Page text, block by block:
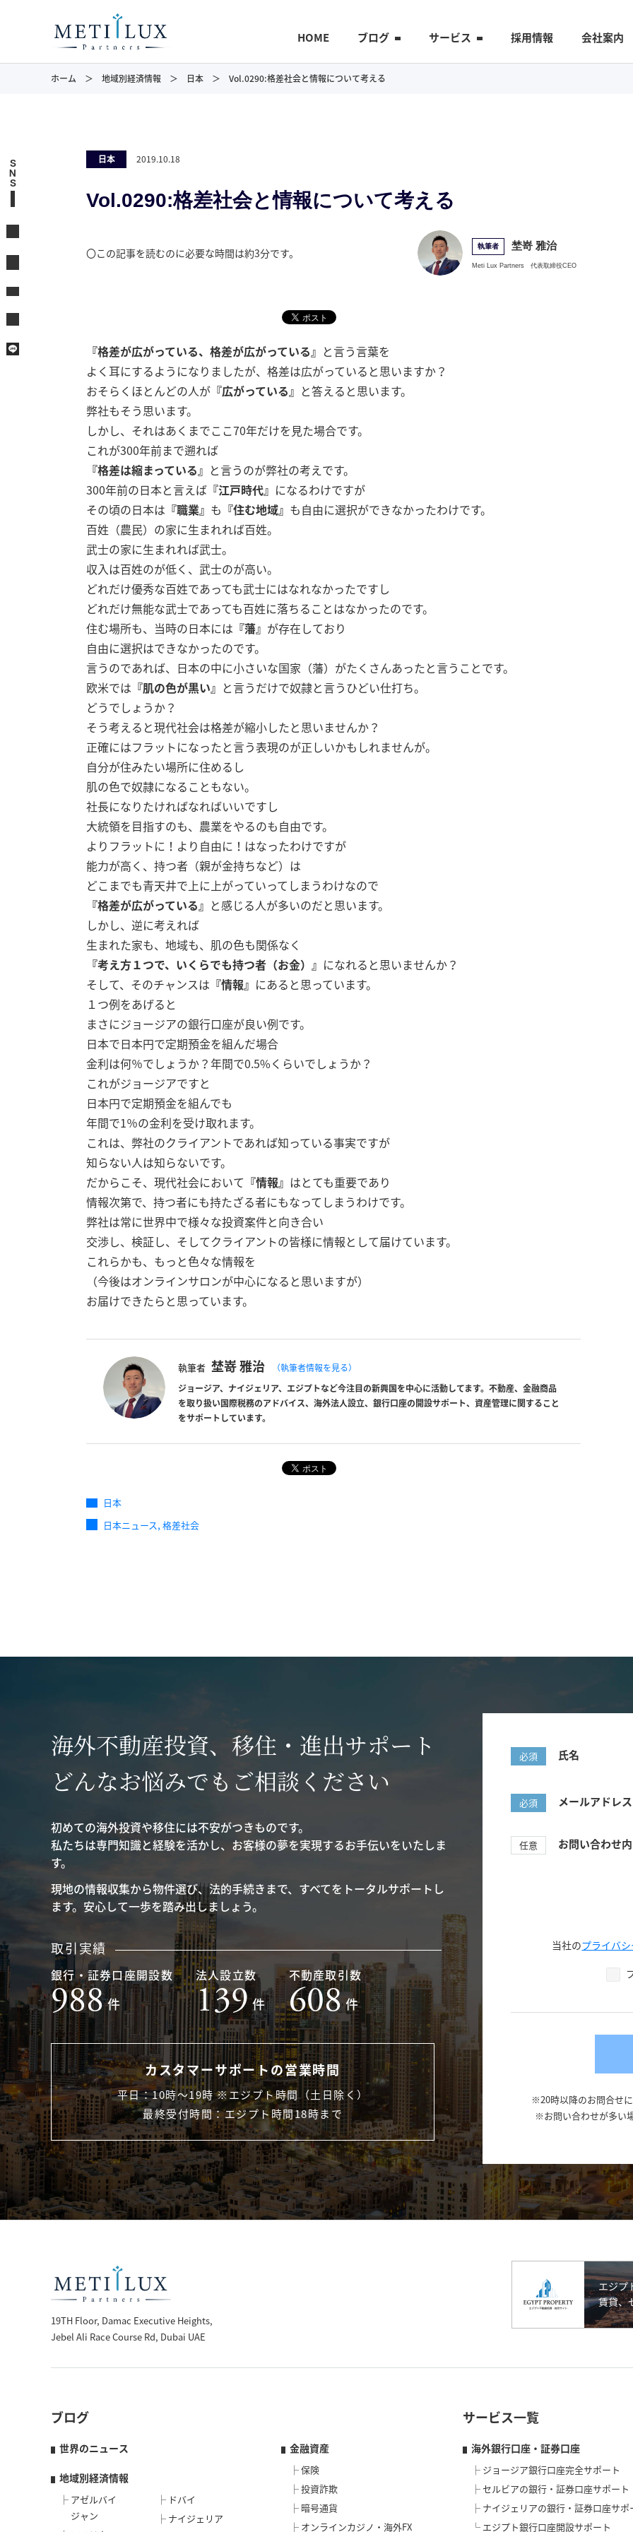
HOME ブログ サービス 採用情報 会社案内
ホーム 地域別経済情報 日本 Vol.0290:格差社会と情報について考える
日本 2019.10.18
Vol.0290:格差社会と情報について考える
〇この記事を読むのに必要な時間は約3分です。 執筆者 埜嵜 雅治
Meti Lux Partners 代表取締役CEO
『格差が広がっている、格差が広がっている』 と言う言葉を
よく耳にするようになりましたが、格差は広がっていると思いますか？
おそらくほとんどの人が 『広がっている』 と答えると思います。
弊社もそう思います。
しかし、それはあくまでここ70年だけを見た場合です。
これが300年前まで遡れば
『格差は縮まっている』 と言うのが弊社の考えです。
300年前の日本と言えば 『江戸時代』 になるわけですが
その頃の日本は 『職業』 も 『住む地域』 も自由に選択ができなかったわけです。
百姓（農民）の家に生まれれば百姓。
武士の家に生まれれば武士。
収入は百姓のが低く、武士のが高い。
どれだけ優秀な百姓であっても武士にはなれなかったですし
どれだけ無能な武士であっても百姓に落ちることはなかったのです。
住む場所も、当時の日本には 『藩』 が存在しており
自由に選択はできなかったのです。
言うのであれば、日本の中に小さいな国家（藩）がたくさんあったと言うことです。
欧米では 『肌の色が黒い』 と言うだけで奴隷と言うひどい仕打ち。
どうでしょうか？
そう考えると現代社会は格差が縮小したと思いませんか？
正確にはフラットになったと言う表現のが正しいかもしれませんが。
自分が住みたい場所に住めるし
肌の色で奴隷になることもない。
社長になりたければなればいいですし
大統領を目指すのも、農業をやるのも自由です。
よりフラットに！より自由に！はなったわけですが
能力が高く、持つ者（親が金持ちなど）は
どこまでも青天井で上に上がっていってしまうわけなので
『格差が広がっている』 と感じる人が多いのだと思います。
しかし、逆に考えれば
生まれた家も、地域も、肌の色も関係なく
『考え方１つで、いくらでも持つ者（お金）』 になれると思いませんか？
そして、そのチャンスは 『情報』 にあると思っています。
１つ例をあげると
まさにジョージアの銀行口座が良い例です。
日本で日本円で定期預金を組んだ場合
金利は何％でしょうか？年間で0.5%くらいでしょうか？
これがジョージアですと
日本円で定期預金を組んでも
年間で1％の金利を受け取れます。
これは、弊社のクライアントであれば知っている事実ですが
知らない人は知らないです。
だからこそ、現代社会において 『情報』 はとても重要であり
情報次第で、持つ者にも持たざる者にもなってしまうわけです。
弊社は常に世界中で様々な投資案件と向き合い
交渉し、検証し、そしてクライアントの皆様に情報として届けています。
これらかも、もっと色々な情報を
（今後はオンラインサロンが中心になると思いますが）
お届けできたらと思っています。
執筆者 埜嵜 雅治
（執筆者情報を見る）
ジョージア、ナイジェリア、エジプトなど今注目の新興国を中心に活動してます。不動産、金融商品
を取り扱い国際税務のアドバイス、海外法人設立、銀行口座の開設サポート、資産管理に関すること
をサポートしています。
日本
日本ニュース, 格差社会
海外不動産投資、移住・進出サポート
どんなお悩みでもご相談ください
初めての海外投資や移住には不安がつきものです。
私たちは専門知識と経験を活かし、お客様の夢を実現するお手伝いをいたしま
す。
現地の情報収集から物件選び、法的手続きまで、すべてをトータルサポートし
ます。安心して一歩を踏み出しましょう。
取引実績
銀行・証券口座開設数
988件
法人設立数
139 件
不動産取引数
608件
カスタマーサポートの営業時間
平日：10時〜19時 ※エジプト時間（土日除く）
最終受付時間：エジプト時間18時まで
必須 氏名
必須 メールアドレス
任意 お問い合わせ
当社のプライバ
※20時以降のお問合せ
※お問い合わせが多い
19TH Floor, Damac Executive Heights,
Jebel Ali Race Course Rd, Dubai UAE
ブログ
世界のニュース
地域別経済情報
アゼルバイ
ジャン
ドバイ
ナイジェリア
金融資産
保険
投資詐欺
暗号通貨
オンラインカジノ・海外FX
サービス一覧
海外銀行口座・証券口座
ジョージア銀行口座完全サポート
セルビアの銀行・証券口座サポート
ナイジェリアの銀行・証券口座サポ
エジプト銀行口座開設サポート
S
N
S